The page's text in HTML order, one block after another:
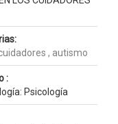
, autismo
:
Psicología